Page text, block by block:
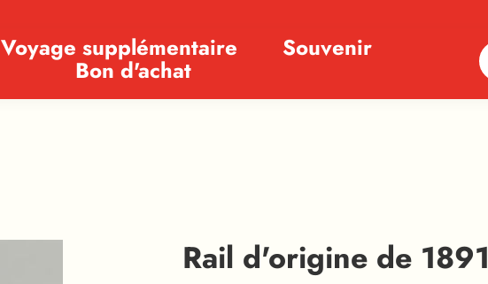
Voyage supplémentaire Souvenir
Bon d'achat
Rail d'origine de 1891